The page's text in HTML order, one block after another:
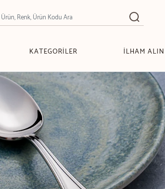
KATEGORİLER İLHAM ALIN